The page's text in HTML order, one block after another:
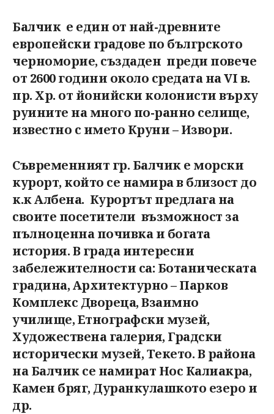
Балчик е един от най-древните
европейски градове по бългрското
черноморие, създаден преди повече
от 2600 години около средата на VІ в.
пр. Хр. от йонийски колонисти върху
руините на много по-ранно селище,
известно с името Круни – Извори.
Съвременният гр. Балчик е морски
курорт, който се намира в близост до
к.к Албена. Курортът предлага на
своите посетители възможност за
пълноценна почивка и богата
история. В града интересни
забележителности са: Ботаническата
градина, Архитектурно – Парков
Комплекс Двореца, Взаимно
училище, Етнографски музей,
Художествена галерия, Градски
исторически музей, Текето. В района
на Балчик се намират Нос Калиакра,
Камен бряг, Дуранкулашкото езеро и
др.